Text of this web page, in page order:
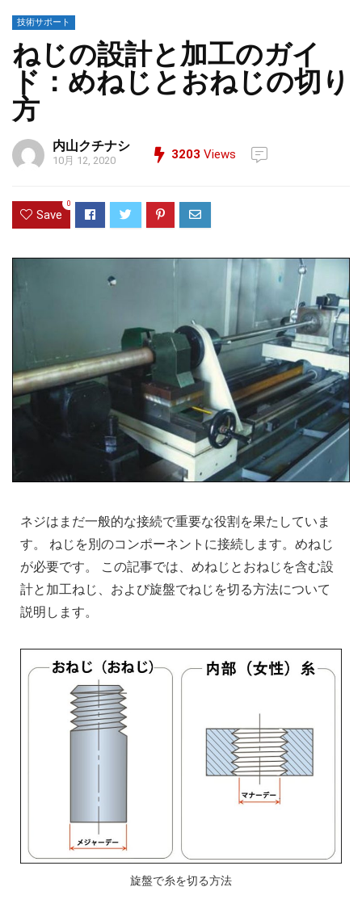
技術サポート
ねじの設計と加工のガイ
ド：めねじとおねじの切り
方
内山クチナシ
10月 12, 2020 3203 Views
Save
0
ネジはまだ一般的な接続で重要な役割を果たしていま
す。 ねじを別のコンポーネントに接続します。めねじ
が必要です。 この記事では、めねじとおねじを含む設
計と加工ねじ、および旋盤でねじを切る方法について
説明します。
旋盤で糸を切る方法